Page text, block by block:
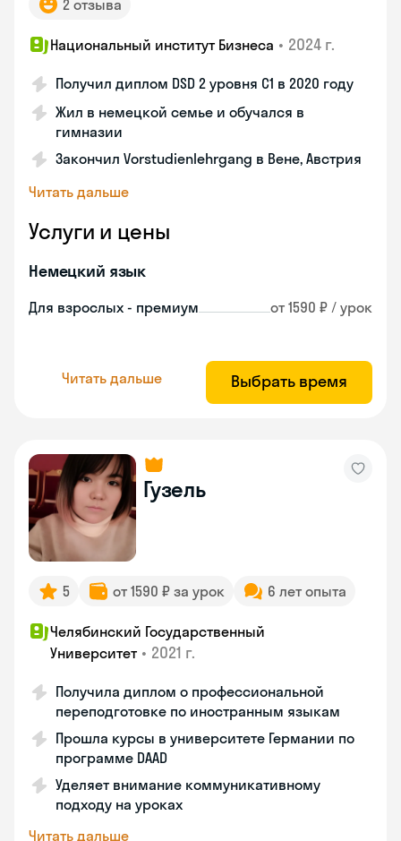
2 отзыва
Национальный институт Бизнеса • 2024 г.
Получил диплом DSD 2 уровня С1 в 2020 году
Жил в немецкой семье и обучался в
гимназии
Закончил Vorstudienlehrgang в Вене, Австрия
Читать дальше
Услуги и цены
Немецкий язык
Для взрослых - премиум от 1590 ₽ / урок
Читать дальше Выбрать время
Гузель
5 от 1590 ₽ за урок 6 лет опыта
Челябинский Государственный
Университет • 2021 г.
Получила диплом о профессиональной
переподготовке по иностранным языкам
Прошла курсы в университете Германии по
программе DAAD
Уделяет внимание коммуникативному
подходу на уроках
Читать дальше